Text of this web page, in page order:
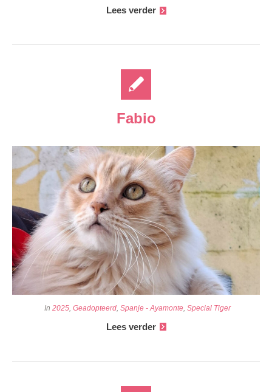
Lees verder
Fabio
In 2025 Geadopteerd Spanje - Ayamonte Special Tiger
Lees verder